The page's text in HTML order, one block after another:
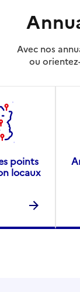
Avec nos
ou
points
locaux